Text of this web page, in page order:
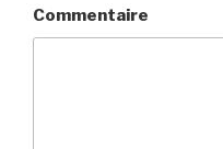
Commentaire